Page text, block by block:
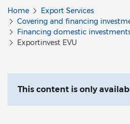
Home
Export Services
Covering and financing
Financing domestic
Exportinvest EVU
This content is only